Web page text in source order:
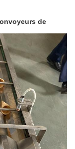
de